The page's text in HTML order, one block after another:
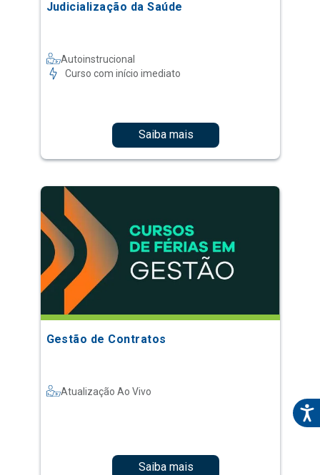
Judicialização da Saúde
Autoinstrucional
Curso com início imediato
Saiba mais
Gestão de Contratos
Atualização Ao Vivo
Saiba mais